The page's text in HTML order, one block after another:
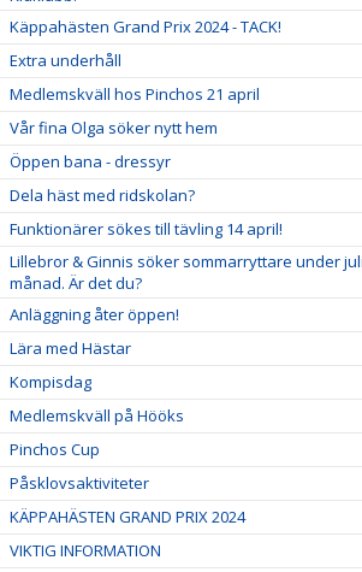
Käppahästen Grand Prix 2024 - TACK!
Extra underhåll
Medlemskväll hos Pinchos 21 april
Vår fina Olga söker nytt hem
Öppen bana - dressyr
Dela häst med ridskolan?
Funktionärer sökes till tävling 14 april!
Lillebror & Ginnis söker sommarryttare under juli
månad. Är det du?
Anläggning åter öppen!
Lära med Hästar
Kompisdag
Medlemskväll på Hööks
Pinchos Cup
Påsklovsaktiviteter
KÄPPAHÄSTEN GRAND PRIX 2024
VIKTIG INFORMATION